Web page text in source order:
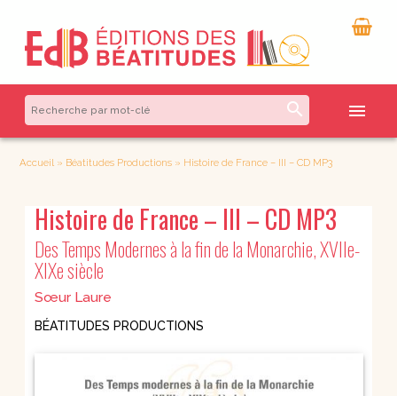
search menu
Accueil» Béatitudes Productions» Histoire de France – III – CD MP3
Histoire de France – III – CD MP3
Des Temps Modernes à la fin de la Monarchie, XVIIe-
XIXe siècle
Sœur Laure
BÉATITUDES PRODUCTIONS